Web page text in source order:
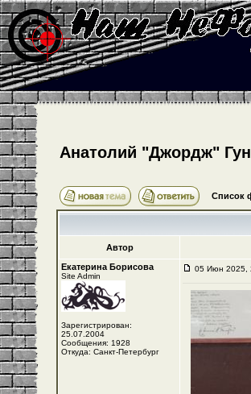
Анатолий "Джордж"
Список
Автор
Екатерина Борисова
Site Admin
Зарегистрирован:
25.07.2004
Сообщения: 1928
Откуда: Санкт-Петербург
05 Июн 2025,